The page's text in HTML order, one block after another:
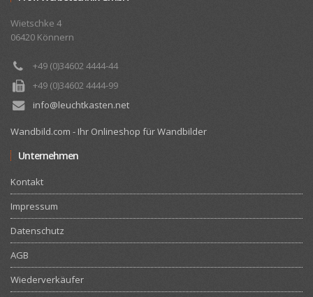
Wietschke 4
06420 Könnern
+49 (0)34602 4444-44
+49 (0)34602 4444-99
info@leuchtkasten.net
Wandbild.com - Ihr Onlineshop für Wandbilder
Unternehmen
Kontakt
Impressum
Datenschutz
AGB
Wiederverkäufer